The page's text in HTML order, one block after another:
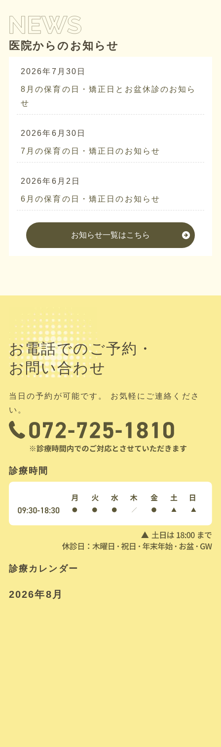
医院からのお知らせ
2026年7月30日
8月の保育の日・矯正日とお盆休診のお知ら
せ
2026年6月30日
7月の保育の日・矯正日のお知らせ
2026年6月2日
6月の保育の日・矯正日のお知らせ
お知らせ一覧はこちら
お電話でのご予約・
お問い合わせ
当日の予約が可能です。 お気軽にご連絡くださ
い。
診療時間
診療カレンダー
2026年8月